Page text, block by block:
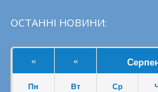
ОСТАННІ НОВИНИ:
« «
Пн Вт Ср